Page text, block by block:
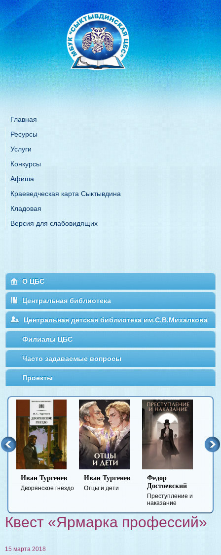
Главная
Ресурсы
Услуги
Конкурсы
Афиша
Краеведческая карта Сыктывдина
Кладовая
Версия для слабовидящих
О ЦБС
Центральная библиотека
Центральная детская библиотека им.С.В.Михалкова
Филиалы ЦБС
Часто задаваемые вопросы
Проекты
Иван Тургенев
Дворянское гнездо
Иван Тургенев
Отцы и дети
Федор
Достоевский
Преступление и
наказание
Квест «Ярмарка профессий»
15 марта 2018